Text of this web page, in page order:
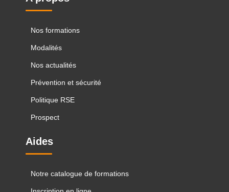
Nos formations
Modalités
Nos actualités
Prévention et sécurité
Politique RSE
Prospect
Aides
Notre catalogue de formations